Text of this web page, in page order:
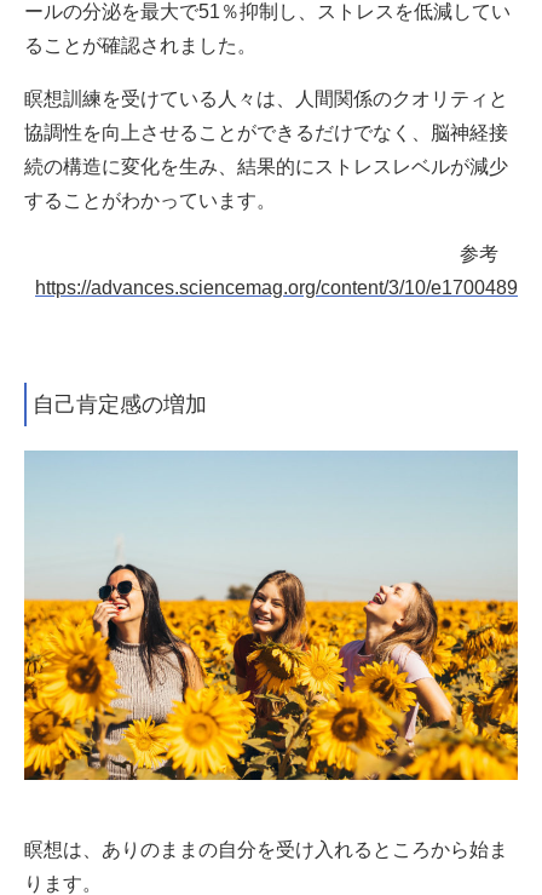
ールの分泌を最大で51％抑制し、ストレスを低減してい
ることが確認されました。
瞑想訓練を受けている人々は、人間関係のクオリティと
協調性を向上させることができるだけでなく、脳神経接
続の構造に変化を生み、結果的にストレスレベルが減少
することがわかっています。
参考
https://advances.sciencemag.org/content/3/10/e1700489
自己肯定感の増加
瞑想は、ありのままの自分を受け入れるところから始ま
ります。